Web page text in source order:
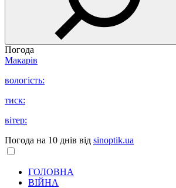
Погода
Макарів
вологість:
тиск:
вітер:
Погода на 10 днів від sinoptik.ua
ГОЛОВНА
ВІЙНА